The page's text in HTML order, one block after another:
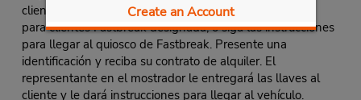
Create an Account
clientes Fastbreak o la línea normal si no hay una línea
para clientes Fastbreak designada, o siga las instrucciones
para llegar al quiosco de Fastbreak. Presente una
identificación y reciba su contrato de alquiler. El
representante en el mostrador le entregará las llaves al
cliente y le dará instrucciones para llegar al vehículo.